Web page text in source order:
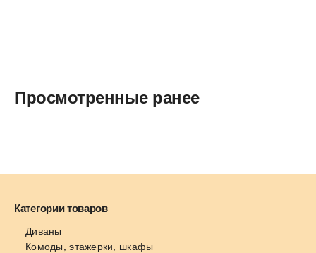
Просмотренные ранее
Категории товаров
Диваны
Комоды, этажерки, шкафы